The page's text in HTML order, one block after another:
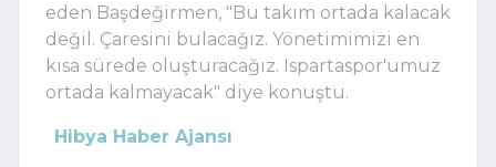
eden Başdeğirmen, "Bu takım ortada kalacak
değil. Çaresini bulacağız. Yönetimimizi en
kısa sürede oluşturacağız. Ispartaspor'umuz
ortada kalmayacak" diye konuştu.
Hibya Haber Ajansı